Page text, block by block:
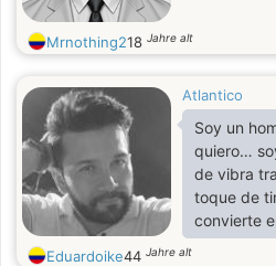
Mrnothing218 Jahre alt
Atlantico
Soy un
quiero…
de vibra
toque de
convierte
Eduardoike44 Jahre alt